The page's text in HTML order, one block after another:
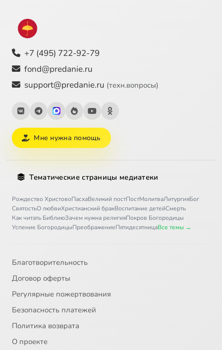
+7 (495) 722-92-79
fond@predanie.ru
support@predanie.ru (техн.вопросы)
Мне нужна помощь
Тематические страницы медиатеки
Рождество ХристовоПасхаВеликий постПостМолитваЛитургияБог
СвятостьО любвиХристианский бракВоспитание детейСмерть
Как читать БиблиюЗачем нужна религияПокров Богородицы
Успение БогородицыПреображениеПятидесятницаВсе темы →
Благотворительность
Договор оферты
Регулярные пожертвования
Безопасность платежей
Политика возврата
О проекте